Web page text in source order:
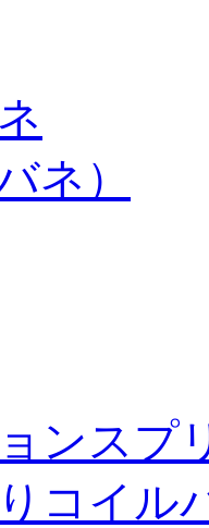
ネ）
ンスプ
りコイル